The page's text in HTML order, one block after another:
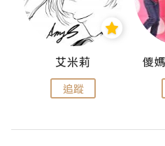
艾米莉
追蹤